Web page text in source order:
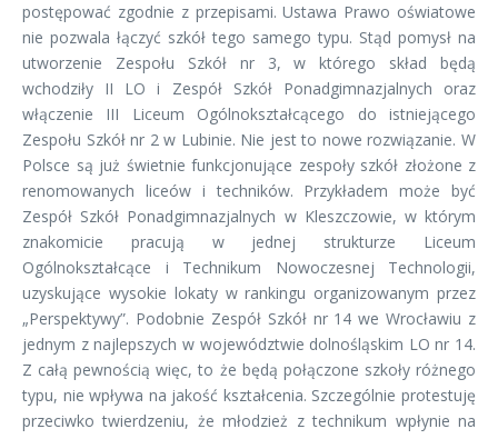
postępować zgodnie z przepisami. Ustawa Prawo oświatowe
nie pozwala łączyć szkół tego samego typu. Stąd pomysł na
utworzenie Zespołu Szkół nr 3, w którego skład będą
wchodziły II LO i Zespół Szkół Ponadgimnazjalnych oraz
włączenie III Liceum Ogólnokształcącego do istniejącego
Zespołu Szkół nr 2 w Lubinie. Nie jest to nowe rozwiązanie. W
Polsce są już świetnie funkcjonujące zespoły szkół złożone z
renomowanych liceów i techników. Przykładem może być
Zespół Szkół Ponadgimnazjalnych w Kleszczowie, w którym
znakomicie pracują w jednej strukturze Liceum
Ogólnokształcące i Technikum Nowoczesnej Technologii,
uzyskujące wysokie lokaty w rankingu organizowanym przez
„Perspektywy”. Podobnie Zespół Szkół nr 14 we Wrocławiu z
jednym z najlepszych w województwie dolnośląskim LO nr 14.
Z całą pewnością więc, to że będą połączone szkoły różnego
typu, nie wpływa na jakość kształcenia. Szczególnie protestuję
przeciwko twierdzeniu, że młodzież z technikum wpłynie na